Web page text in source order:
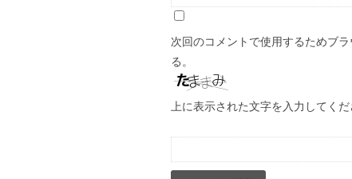
次回のコメントで使用するためブ
る。
上に表示された文字を入力してくだ